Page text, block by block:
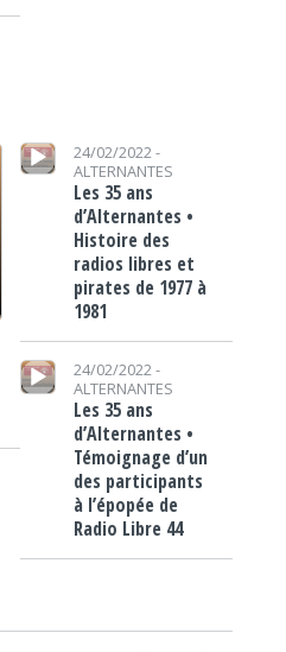
Lecteur audio
24/02/2022 -
ALTERNANTES
Les 35 ans
d’Alternantes •
Histoire des
radios libres et
pirates de 1977 à
1981
Lecteur audio
24/02/2022 -
ALTERNANTES
Les 35 ans
d’Alternantes •
Témoignage d’un
des participants
à l’épopée de
Radio Libre 44